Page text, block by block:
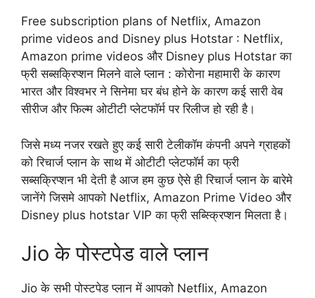
Free subscription plans of Netflix, Amazon
prime videos and Disney plus Hotstar : Netflix,
Amazon prime videos और Disney plus Hotstar का
फ्री सब्सक्रिप्शन मिलने वाले प्लान : कोरोना महामारी के कारण
भारत और विश्वभर ने सिनेमा घर बंध होने के कारण कई सारी वेब
सीरीज और फिल्म ओटीटी प्लेटफॉर्म पर रिलीज हो रही है।
जिसे मध्य नजर रखते हुए कई सारी टेलीकॉम कंपनी अपने ग्राहकों
को रिचार्ज प्लान के साथ में ओटीटी प्लेटफॉर्म का फ्री
सब्सक्रिप्शन भी देती है आज हम कुछ ऐसे ही रिचार्ज प्लान के बारेमे
जानेंगे जिसमे आपको Netflix, Amazon Prime Video और
Disney plus hotstar VIP का फ्री सब्स्क्रिप्शन मिलता है।
Jio के पोस्टपेड वाले प्लान
Jio के सभी पोस्टपेड प्लान में आपको Netflix, Amazon